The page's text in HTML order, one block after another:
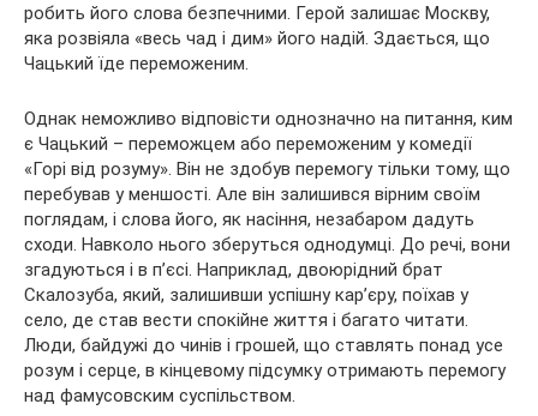
робить його слова безпечними. Герой залишає Москву,
яка розвіяла «весь чад і дим» його надій. Здається, що
Чацький їде переможеним.
Однак неможливо відповісти однозначно на питання, ким
є Чацький – переможцем або переможеним у комедії
«Горі від розуму». Він не здобув перемогу тільки тому, що
перебував у меншості. Але він залишився вірним своїм
поглядам, і слова його, як насіння, незабаром дадуть
сходи. Навколо нього зберуться однодумці. До речі, вони
згадуються і в п’єсі. Наприклад, двоюрідний брат
Скалозуба, який, залишивши успішну кар’єру, поїхав у
село, де став вести спокійне життя і багато читати.
Люди, байдужі до чинів і грошей, що ставлять понад усе
розум і серце, в кінцевому підсумку отримають перемогу
над фамусовским суспільством.